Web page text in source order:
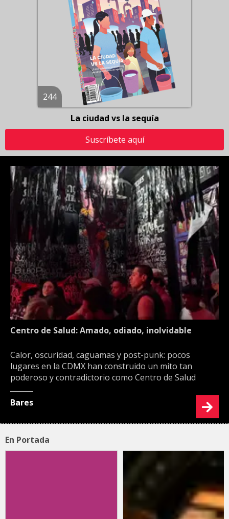
244
La ciudad vs la sequía
Suscríbete aquí
Centro de Salud: Amado, odiado, inolvidable
Calor, oscuridad, caguamas y post-punk: pocos
lugares en la CDMX han construido un mito tan
poderoso y contradictorio como Centro de Salud
Bares
En Portada